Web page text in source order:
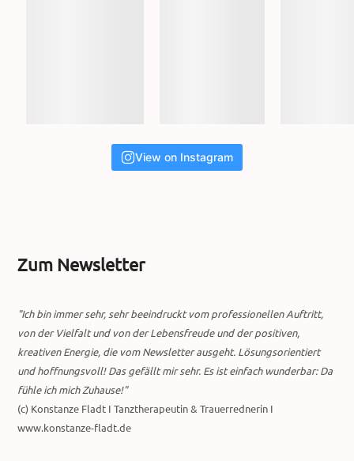
View on Instagram
Zum Newsletter
"Ich bin immer sehr, sehr beeindruckt vom professionellen Auftritt,
von der Vielfalt und von der Lebensfreude und der positiven,
kreativen Energie, die vom Newsletter ausgeht. Lösungsorientiert
und hoffnungsvoll! Das gefällt mir sehr. Es ist einfach wunderbar: Da
fühle ich mich Zuhause!"
(c) Konstanze Fladt I Tanztherapeutin & Trauerrednerin I
www.konstanze-fladt.de